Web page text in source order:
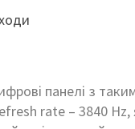
панелі з
rate – 3840 Hz,